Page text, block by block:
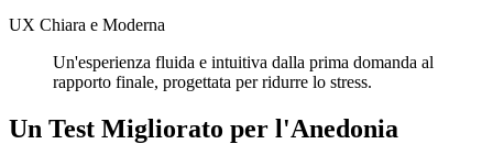
UX Chiara e Moderna
Un'esperienza fluida e intuitiva dalla prima domanda al
rapporto finale, progettata per ridurre lo stress.
Un Test Migliorato per l'Anedonia